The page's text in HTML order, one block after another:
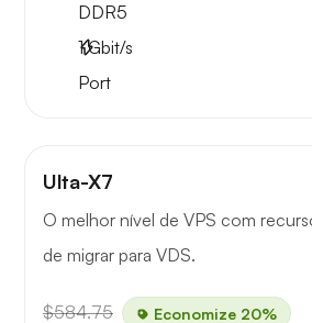
DDR5
1Gbit/s
Port
Ulta-X7
O melhor nível de VPS com
de migrar para VDS.
$584.75 Economize 20%